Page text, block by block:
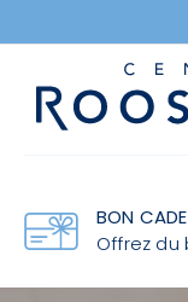
au
L’Esprit
Pôle Forme
BON
Offrez du